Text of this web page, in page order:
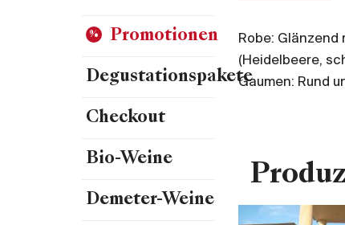
Promotionen
Degustationspakete
Checkout
Bio-Weine
Demeter-Weine
Robe:
(Heidelbeere,
Gaumen: Rund